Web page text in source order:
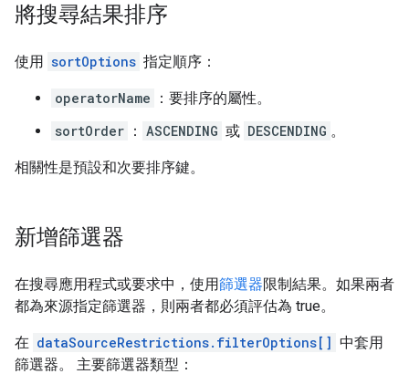
將搜尋結果排序
使用 sortOptions 指定順序：
operatorName
：要排序的屬性。
sortOrder ： ASCENDING 或 DESCENDING 。
相關性是預設和次要排序鍵。
新增篩選器
在搜尋應用程式或要求中，使用篩選器限制結果。如果兩者
都為來源指定篩選器，則兩者都必須評估為 true。
在 dataSourceRestrictions.filterOptions[] 中套用
篩選器。 主要篩選器類型：